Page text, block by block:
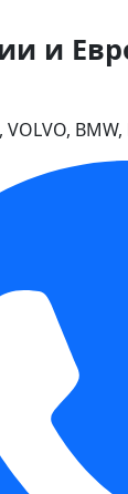
и
VOLVO,